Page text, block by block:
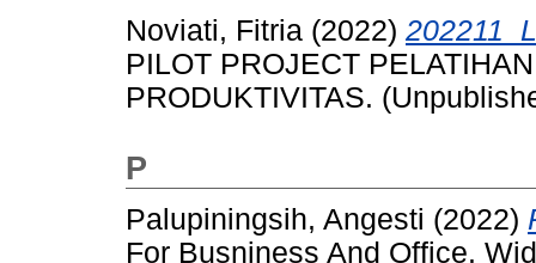
Noviati, Fitria (2022)
PILOT PROJECT
PRODUKTIVITAS.
P
Palupiningsih, Angesti (2022)
For Busniness And Office.